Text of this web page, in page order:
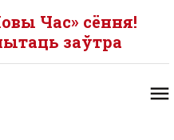
Час» сёння!
заўтра